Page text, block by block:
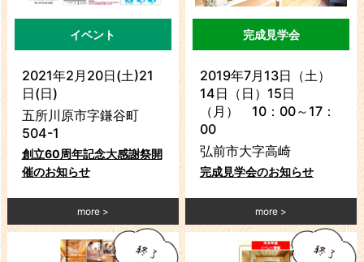
イベント
2021年2月20日(土)21
日(日)
五所川原市字鎌谷町
504-1
創立60周年記念大感謝祭開
催のお知らせ
more
完成見学会
2019年7月13日（土）
14日（日）15日
（月） 10：00～17：
00
弘前市大字高崎
完成見学会のお知らせ
more